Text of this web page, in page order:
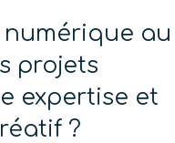
au
projets
expertise et
?